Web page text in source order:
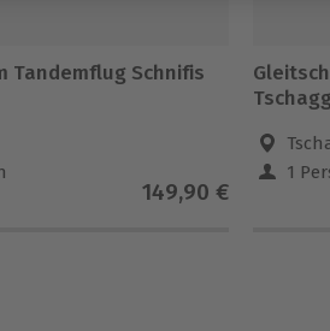
Tandemflug Schnifis
149,90 €
1